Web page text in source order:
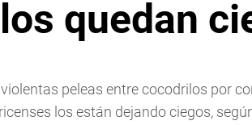
quedan
violentas peleas entre cocodrilos por
los están dejando ciegos,